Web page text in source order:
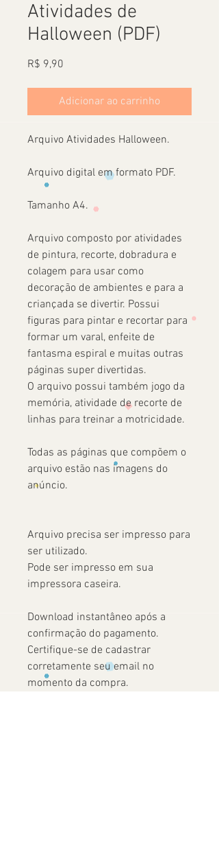
Atividades de
Halloween (PDF)
R$ 9,90
Adicionar ao carrinho
Arquivo Atividades Halloween.
Arquivo digital em formato PDF.
Tamanho A4.
Arquivo composto por atividades
de pintura, recorte, dobradura e
colagem para usar como
decoração de ambientes e para a
criançada se divertir. Possui
figuras para pintar e recortar para
formar um varal, enfeite de
fantasma espiral e muitas outras
páginas super divertidas.
O arquivo possui também jogo da
memória, atividade de recorte de
linhas para treinar a motricidade.
Todas as páginas que compõem o
arquivo estão nas imagens do
anúncio.
Arquivo precisa ser impresso para
ser utilizado.
Pode ser impresso em sua
impressora caseira.
Download instantâneo após a
confirmação do pagamento.
Certifique-se de cadastrar
corretamente seu email no
momento da compra.